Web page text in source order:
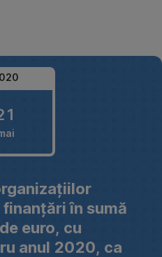
în sumă
euro, cu
anul 2020, ca